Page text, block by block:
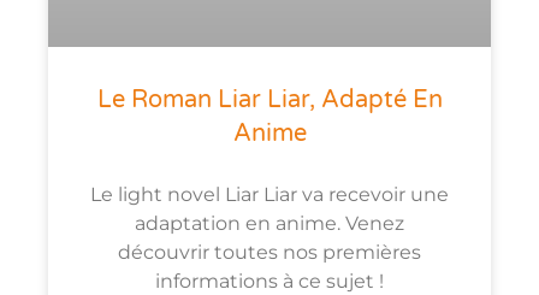
Le Roman Liar Liar, Adapté En
Anime
Le light novel Liar Liar va recevoir une
adaptation en anime. Venez
découvrir toutes nos premières
informations à ce sujet !